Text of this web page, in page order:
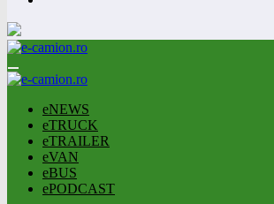
eNEWS
eTRUCK
eTRAILER
eVAN
eBUS
ePODCAST